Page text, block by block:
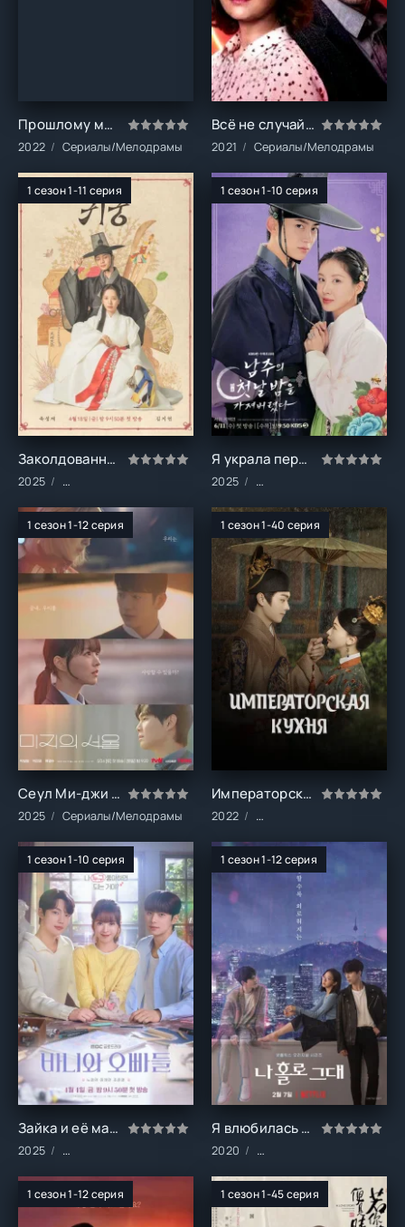
Прошлому меня не сломить (1 сезон)
2022 Сериалы/Мелодрамы
Всё не случайно (1 сезон)
2021 Сериалы/Мелодрамы
1 сезон 1-11 серия
Заколдованный дворец (1 сезон)
2025 Сериалы/Комедия/Мелодрамы/Фэнтези
1 сезон 1-10 серия
Я украла первую ночь главного героя! (1 сезон)
2025 Сериалы/Комедия/
1 сезон 1-12 серия
Сеул Ми-джи (1 сезон)
2025 Сериалы/Мелодрамы
1 сезон 1-40 серия
Императорская кухня (1 сезон)
2022 Сериалы/Драма/
1 сезон 1-10 серия
Зайка и её мальчики (1 сезон)
2025 Сериалы/Комедия/Мелодрамы
1 сезон 1-12 серия
Я влюбилась в голограмму (1 сезон)
2020 Сериалы/Мелодрамы/
1 сезон 1-12 серия 1 сезон 1-45 серия